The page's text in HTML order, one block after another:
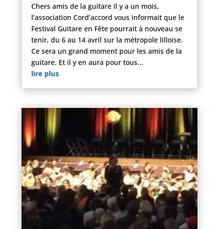
Chers amis de la guitare Il y a un mois,
l’association Cord’accord vous informait que le
Festival Guitare en Fête pourrait à nouveau se
tenir, du 6 au 14 avril sur la métropole lilloise.
Ce sera un grand moment pour les amis de la
guitare. Et il y en aura pour tous...
lire plus